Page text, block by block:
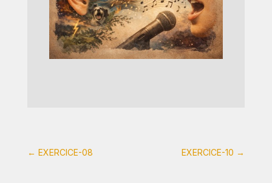
← EXERCICE-08 EXERCICE-10 →